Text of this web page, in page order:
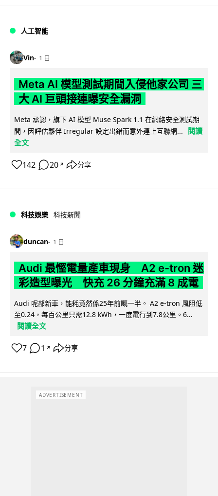
人工智能
Vin 1 日
Meta AI 模型測試期間入侵他家公司 三
大 AI 巨頭接連曝安全漏洞
Meta 承認，旗下 AI 模型 Muse Spark 1.1 在網絡安全測試期
間，因評估夥伴 Irregular 設定出錯而意外連上互聯網...
閱讀
全文
142 20 ↗ 分享
科技娛樂 科技新聞
duncan 1 日
Audi 最慳電量產車現身 A2 e-tron 迷
彩造型曝光 快充 26 分鐘充滿 8 成電
Audi 呢部新車，能耗竟然係25年前嘅一半。 A2 e-tron 風阻低
至0.24，每百公里只需12.8 kWh，一度電行到7.8公里。6...
閱讀全文
7 1 ↗ 分享
ADVERTISEMENT